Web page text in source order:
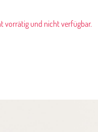
vorrätig und nicht verfügbar.